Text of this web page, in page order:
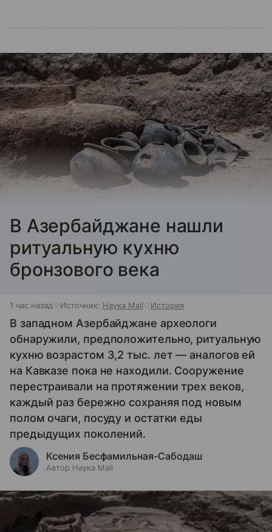
В Азербайджане нашли
ритуальную кухню
бронзового века
1 час назад Источник: Наука Mail История
В западном Азербайджане археологи
обнаружили, предположительно, ритуальную
кухню возрастом 3,2 тыс. лет — аналогов ей
на Кавказе пока не находили. Сооружение
перестраивали на протяжении трех веков,
каждый раз бережно сохраняя под новым
полом очаги, посуду и остатки еды
предыдущих поколений.
Ксения Бесфамильная-Сабодаш
Автор Наука Mail